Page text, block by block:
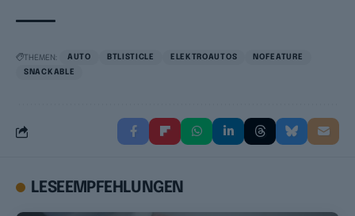
THEMEN: AUTO BTLISTICLE ELEKTROAUTOS
NOFEATURE
SNACKABLE
LESEEMPFEHLUNGEN